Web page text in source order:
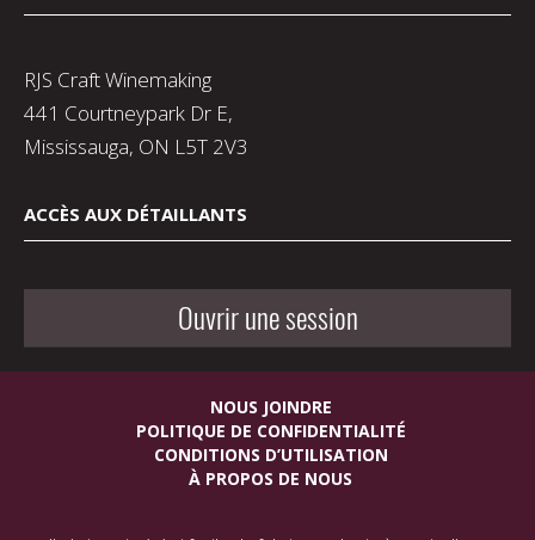
RJS Craft Winemaking
441 Courtneypark Dr E,
Mississauga, ON L5T 2V3
ACCÈS AUX DÉTAILLANTS
Ouvrir une session
NOUS JOINDRE
POLITIQUE DE CONFIDENTIALITÉ
CONDITIONS D’UTILISATION
À PROPOS DE NOUS